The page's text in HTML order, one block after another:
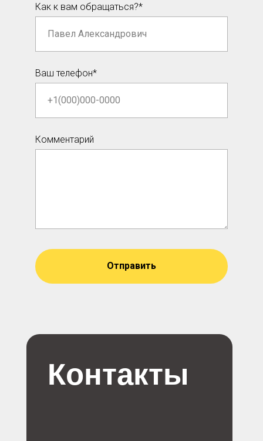
Как к вам обращаться?*
Ваш телефон*
Комментарий
Отправить
Контакты